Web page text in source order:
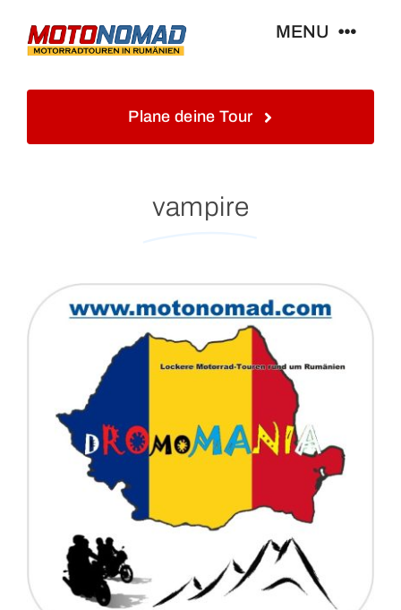
MENU
Blog&Gästebuch
Plane deine Tour
vampire